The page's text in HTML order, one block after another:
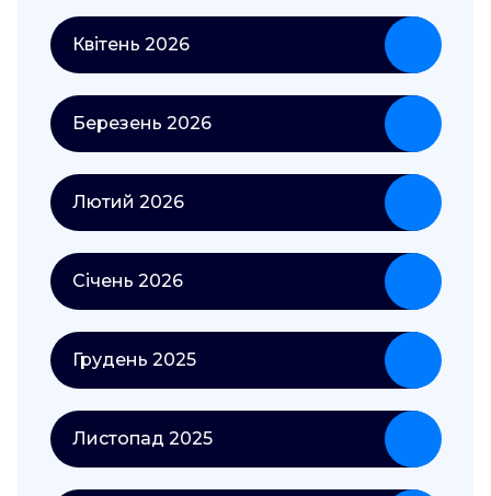
Квітень 2026
Березень 2026
Лютий 2026
Січень 2026
Грудень 2025
Листопад 2025